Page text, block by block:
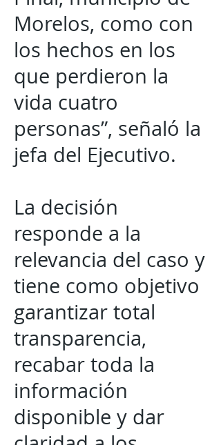
Morelos, como con
los hechos en los
que perdieron la
vida cuatro
personas”, señaló la
jefa del Ejecutivo.
La decisión
responde a la
relevancia del caso y
tiene como objetivo
garantizar total
transparencia,
recabar toda la
información
disponible y dar